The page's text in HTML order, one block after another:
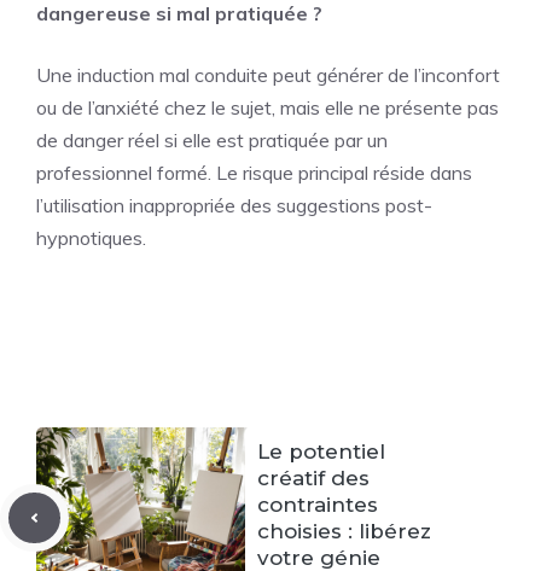
dangereuse si mal pratiquée ?
Une induction mal conduite peut générer de l’inconfort
ou de l’anxiété chez le sujet, mais elle ne présente pas
de danger réel si elle est pratiquée par un
professionnel formé. Le risque principal réside dans
l’utilisation inappropriée des suggestions post-
hypnotiques.
Le potentiel
créatif des
contraintes
choisies : libérez
votre génie